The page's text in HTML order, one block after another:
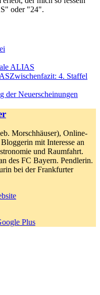
oder "24".
ALIAS
Zwischenfazit: 4. Staffel
der Neuerscheinungen
Morschhäuser), Online-
mit Interesse an
und Raumfahrt.
des FC Bayern. Pendlerin.
bei der Frankfurter